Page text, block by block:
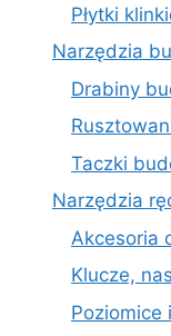
Płytki
Narzędzia
Drabiny
Taczki
Narzędzia
Akcesoria
Klucze,
Poziomice